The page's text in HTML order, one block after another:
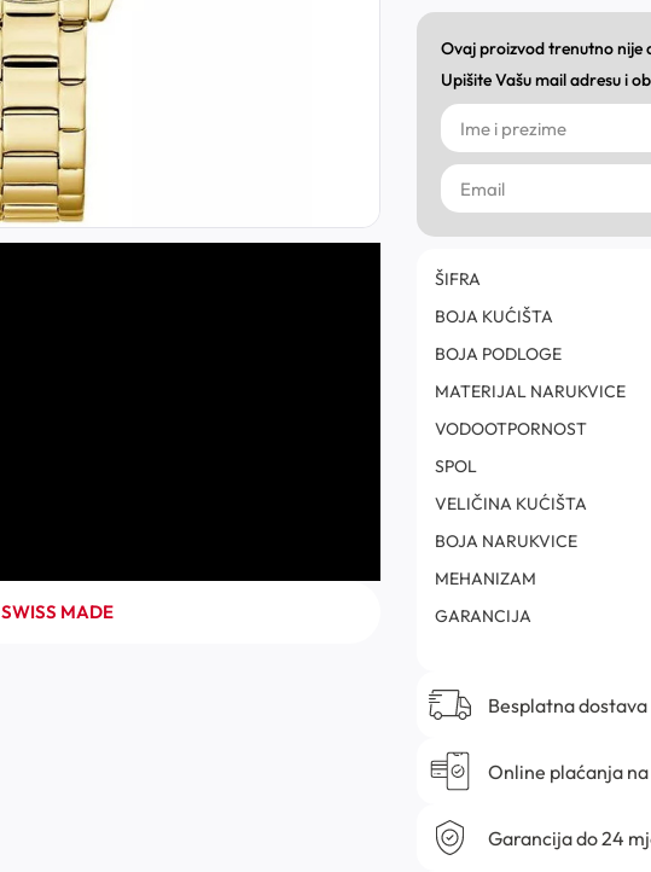
SWISS MADE
Ovaj proizvod trenutno nije
Upišite Vašu mail adresu i
ŠIFRA
BOJA KUĆIŠTA
BOJA PODLOGE
MATERIJAL NARUKVICE
VODOOTPORNOST
SPOL
VELIČINA KUĆIŠTA
BOJA NARUKVICE
MEHANIZAM
GARANCIJA
Besplatna
Online plaćanja na
Garancija do 24